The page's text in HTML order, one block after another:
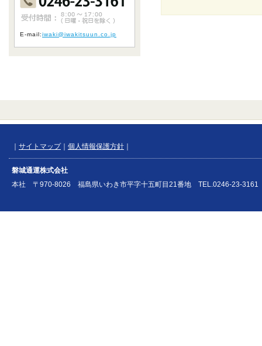
E-mail:iwaki@iwakitsuun.co.jp
サイトマップ｜ 個人情報保護方針
磐城通運株式会社
本社 〒970-8026 福島県いわき市平字十五町目21番地 TEL.0246-23-3161